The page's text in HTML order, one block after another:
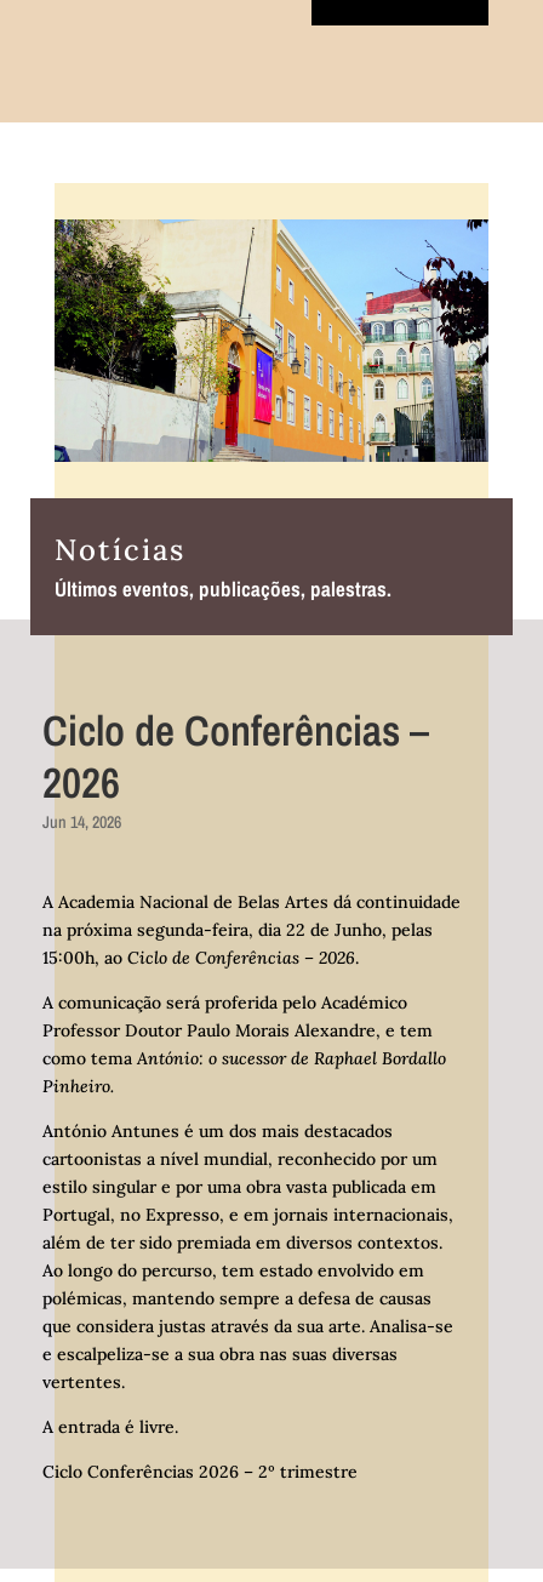
Notícias
Últimos eventos, publicações, palestras.
Ciclo de Conferências –
2026
Jun 14, 2026
A Academia Nacional de Belas Artes dá continuidade
na próxima segunda-feira, dia 22 de Junho, pelas
15:00h, ao Ciclo de Conferências – 2026.
A comunicação será proferida pelo Académico
Professor Doutor Paulo Morais Alexandre, e tem
como temaAntónio: o sucessor de Raphael Bordallo
Pinheiro.
António Antunes é um dos mais destacados
cartoonistas a nível mundial, reconhecido por um
estilo singular e por uma obra vasta publicada em
Portugal, no Expresso, e em jornais internacionais,
além de ter sido premiada em diversos contextos.
Ao longo do percurso, tem estado envolvido em
polémicas, mantendo sempre a defesa de causas
que considera justas através da sua arte. Analisa-se
e escalpeliza-se a sua obra nas suas diversas
vertentes.
A entrada é livre.
Ciclo Conferências 2026 – 2º trimestre